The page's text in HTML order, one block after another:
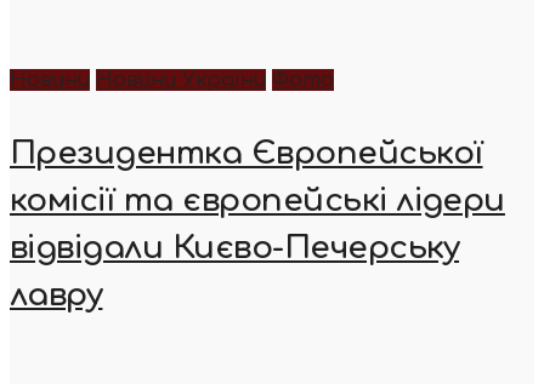
Новини Новини України Фото
Президентка Європейської
комісії та європейські лідери
відвідали Києво-Печерську
лавру